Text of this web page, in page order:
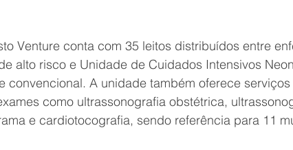
Venture conta com 35 leitos distribuídos entre
alto risco e Unidade de Cuidados Intensivos
convencional. A unidade também oferece
como ultrassonografia obstétrica,
e cardiotocografia, sendo referência para 11